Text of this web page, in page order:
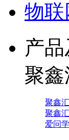
物联
产
聚
聚鑫
聚鑫
爱问